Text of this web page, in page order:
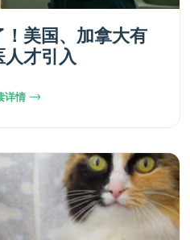
美国、加拿大有
才引入
详情